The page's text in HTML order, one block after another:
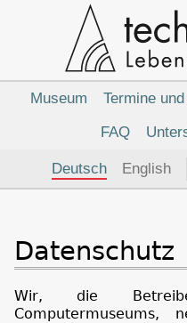
Datenschutz
Wir, die
Computermuseums,
Hauptnavigation
Museum Termine
FAQ
Sprachauswahl
Deutsch English